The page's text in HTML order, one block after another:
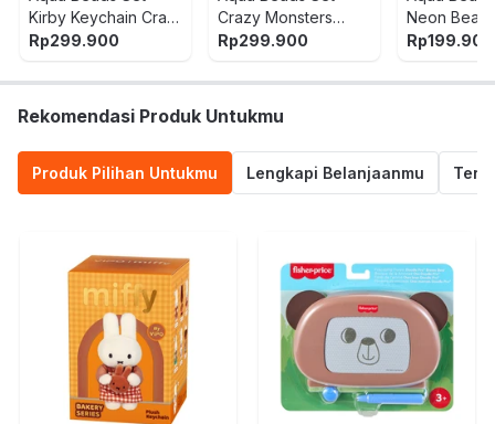
Kirby Keychain Craft
Kit 36164 - Mix
Rp299.900
Crazy Monsters
Craft Kit 35144 - Mix
Rp299.900
Neon Bead
35143 - Mix
Rp199.900
Rekomendasi Produk Untukmu
Produk Pilihan Untukmu Lengkapi Belanjaanmu